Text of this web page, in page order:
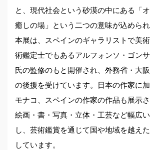
と、現代社会という砂漠の中にある「
癒しの場」という二つの意味が込められ
本展は、スペインのギャラリストで美
術鑑定士でもあるアルフォンソ・ゴン
氏の監修のもと開催され、外務省・大
の後援を受けています。日本の作家に加
モナコ、スペインの作家の作品も展示さ
絵画・書・写真・立体・工芸など幅広
し、芸術鑑賞を通じて国や地域を越え
しています。